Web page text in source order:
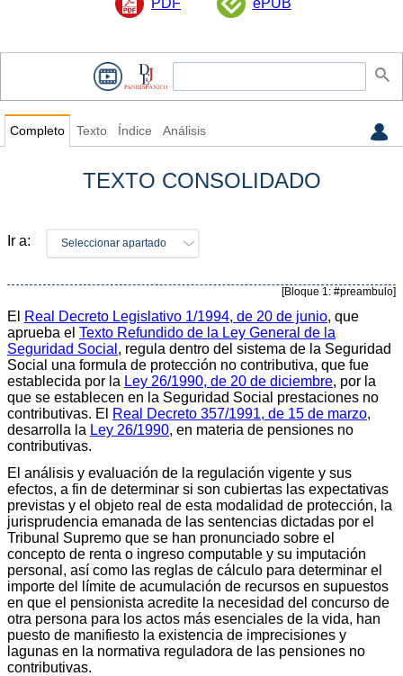
Completo Texto Índice Análisis
TEXTO CONSOLIDADO
Ir a: Seleccionar apartado
[Bloque 1: #preambulo]
El Real Decreto Legislativo 1/1994, de 20 de junio, que
aprueba el Texto Refundido de la Ley General de la
Seguridad Social , regula dentro del sistema de la Seguridad
Social una formula de protección no contributiva, que fue
establecida por la Ley 26/1990, de 20 de diciembre, por la
que se establecen en la Seguridad Social prestaciones no
contributivas. El
Real Decreto 357/1991, de 15 de marzo,
desarrolla la Ley 26/1990, en materia de pensiones no
contributivas.
El análisis y evaluación de la regulación vigente y sus
efectos, a fin de determinar si son cubiertas las expectativas
previstas y el objeto real de esta modalidad de protección, la
jurisprudencia emanada de las sentencias dictadas por el
Tribunal Supremo que se han pronunciado sobre el
concepto de renta o ingreso computable y su imputación
personal, así como las reglas de cálculo para determinar el
importe del límite de acumulación de recursos en supuestos
en que el pensionista acredite la necesidad del concurso de
otra persona para los actos más esenciales de la vida, han
puesto de manifiesto la existencia de imprecisiones y
lagunas en la normativa reguladora de las pensiones no
contributivas.